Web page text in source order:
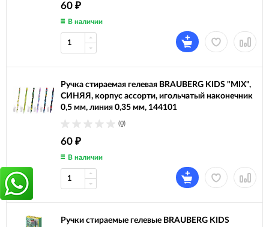
60 ₽
В наличии
Ручка стираемая гелевая BRAUBERG KIDS "MIX",
СИНЯЯ, корпус ассорти, игольчатый наконечник
0,5 мм, линия 0,35 мм, 144101
(0)
60 ₽
В наличии
Ручки стираемые гелевые BRAUBERG KIDS